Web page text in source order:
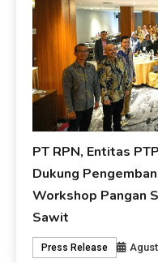
PT RPN, Entitas
Dukung
Workshop Pangan
Sawit
Press Release